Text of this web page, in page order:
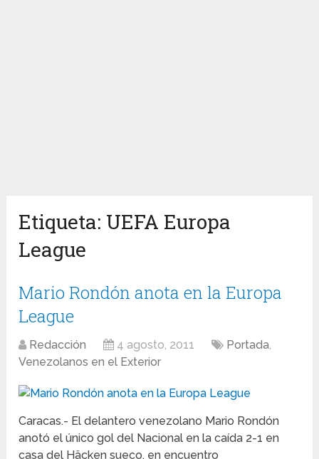
Etiqueta: UEFA Europa
League
Mario Rondón anota en la Europa
League
Redacción 4 agosto, 2011 Portada,
Venezolanos en el Exterior
Caracas.- El delantero venezolano Mario Rondón
anotó el único gol del Nacional en la caída 2-1 en
casa del Häcken sueco, en encuentro